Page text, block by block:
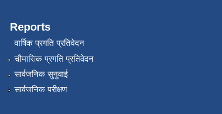
Reports
वार्षिक प्रगति प्रतिवेदन
चौमासिक प्रगति प्रतिवेदन
सार्वजनिक सुनुवाई
सार्वजनिक परीक्षण